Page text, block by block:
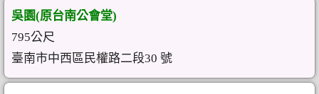
吳園(原台南公會堂)
795公尺
臺南市中西區民權路二段30 號